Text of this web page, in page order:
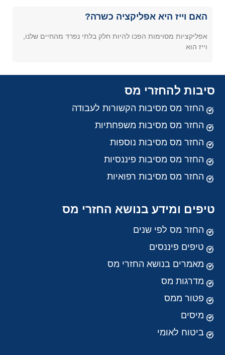
האם וייז היא אפליקציה כשרה?
אפליקציות מסוימות הפכו להיות חלק בלתי נפרד מהחיים שלנו,
וייז הוא
סיבות להחזרי מס
החזר מס מסיבות הקשורות לעבודה
החזר מס מסיבות משפחתיות
החזר מס מסיבות נוספות
החזר מס מסיבות פיננסיות
החזר מס מסיבות רפואיות
טיפים ומידע בנושא החזרי מס
החזר מס לפי שנים
טיפים פיננסים
מאמרים בנושא החזרי מס
מדרגות מס
פטור ממס
מיסים
ביטוח לאומי